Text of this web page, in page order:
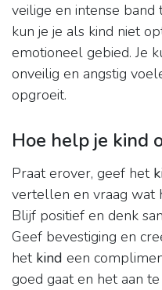
veilige en intense band
kun je je als kind niet
emotioneel gebied. Je
onveilig en angstig
opgroeit.
Hoe help je kind
Praat erover, geef het
vertellen en vraag wat
Blijf positief en denk
Geef bevestiging en
het kind een
goed gaat en het aan